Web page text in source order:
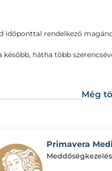
időponttal rendelkező
hátha több
Még
Meddőségkezelés